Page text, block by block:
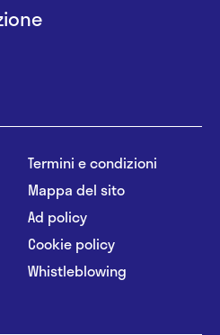
Termini e condizioni
Mappa del sito
Ad policy
Cookie policy
Whistleblowing